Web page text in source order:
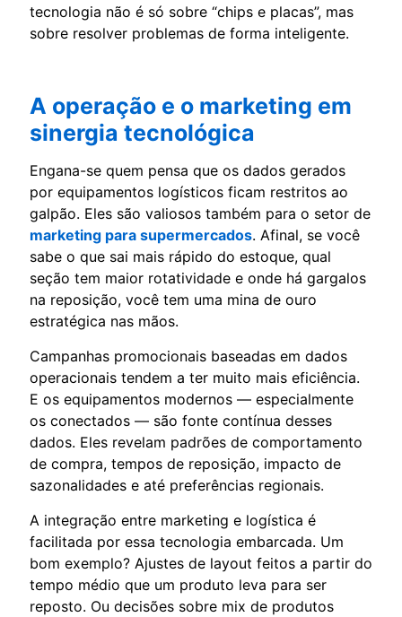
tecnologia não é só sobre “chips e placas”, mas
sobre resolver problemas de forma inteligente.
A operação e o marketing em
sinergia tecnológica
Engana-se quem pensa que os dados gerados
por equipamentos logísticos ficam restritos ao
galpão. Eles são valiosos também para o setor de
marketing para supermercados. Afinal, se você
sabe o que sai mais rápido do estoque, qual
seção tem maior rotatividade e onde há gargalos
na reposição, você tem uma mina de ouro
estratégica nas mãos.
Campanhas promocionais baseadas em dados
operacionais tendem a ter muito mais eficiência.
E os equipamentos modernos — especialmente
os conectados — são fonte contínua desses
dados. Eles revelam padrões de comportamento
de compra, tempos de reposição, impacto de
sazonalidades e até preferências regionais.
A integração entre marketing e logística é
facilitada por essa tecnologia embarcada. Um
bom exemplo? Ajustes de layout feitos a partir do
tempo médio que um produto leva para ser
reposto. Ou decisões sobre mix de produtos